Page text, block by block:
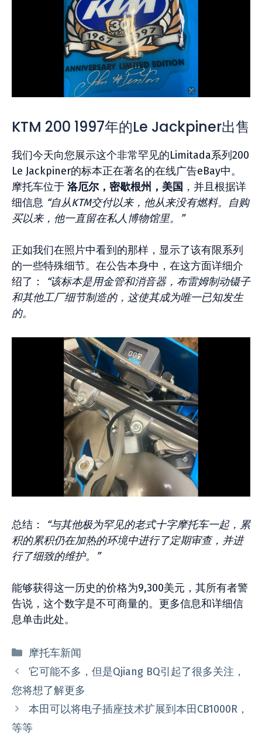
KTM 200 1997年的Le Jackpiner出售
我们今天向您展示这个非常罕见的Limitada系列200
Le Jackpiner的标本正在著名的在线广告eBay中。
摩托车位于 洛厄尔，密歇根州，美国 ，并且根据详
细信息 “自从KTM交付以来，他从来没有燃料。自购
买以来，他一直留在私人博物馆里。”
正如我们在照片中看到的那样，显示了该有限系列
的一些特殊细节。在公告本身中，在这方面详细介
绍了：
“该标本是用金管和消音器，布雷姆制动镊子
和其他工厂细节制造的，这使其成为唯一已知发生
的。
总结：
“与其他极为罕见的老式十字摩托车一起，累
积的累积仍在加热的环境中进行了定期审查，并进
行了细致的维护。”
能够获得这一历史的价格为9,300美元，其所有者警
告说，这个数字是不可商量的。更多信息和详细信
息单击此处。
分
类
摩托车新闻
它可能不多，但是Qjiang BQ引起了很多关注，
您将想了解更多
本田可以将电子插座技术扩展到本田CB1000R，
等等